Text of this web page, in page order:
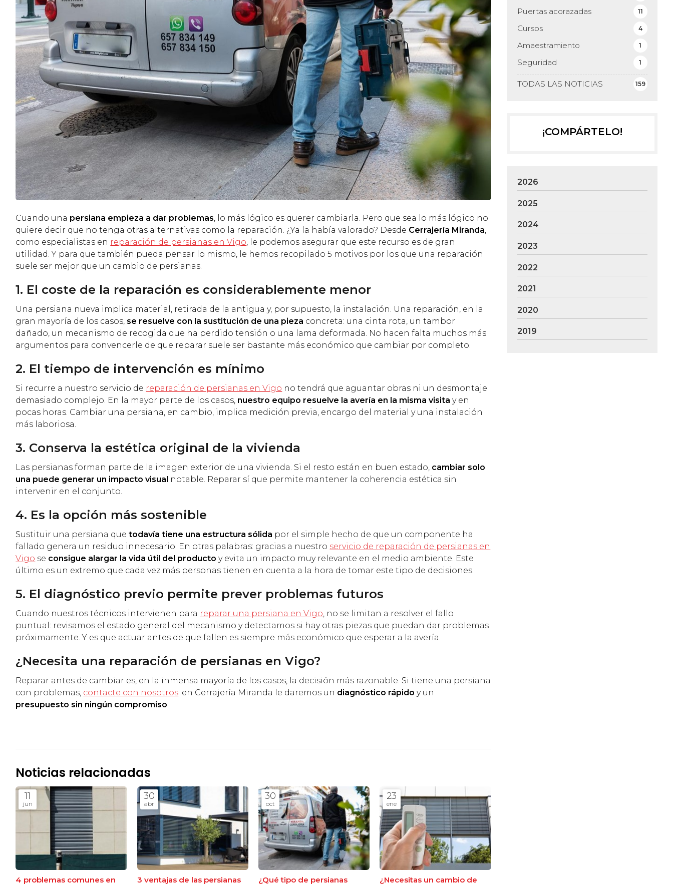
TODAS LAS NOTICIAS 159
Puertas acorazadas 11
Cursos 4
Amaestramiento 1
Seguridad 1
Cuando una persiana empieza a dar problemas, lo más lógico es querer cambiarla. Pero que sea lo más lógico no
quiere decir que no tenga otras alternativas como la reparación. ¿Ya la había valorado? Desde Cerrajería Miranda,
como especialistas en reparación de persianas en Vigo, le podemos asegurar que este recurso es de gran
utilidad. Y para que también pueda pensar lo mismo, le hemos recopilado 5 motivos por los que una reparación
suele ser mejor que un cambio de persianas.
1. El coste de la reparación es considerablemente menor
Una persiana nueva implica material, retirada de la antigua y, por supuesto, la instalación. Una reparación, en la
gran mayoría de los casos, se resuelve con la sustitución de una pieza concreta: una cinta rota, un tambor
dañado, un mecanismo de recogida que ha perdido tensión o una lama deformada. No hacen falta muchos más
argumentos para convencerle de que reparar suele ser bastante más económico que cambiar por completo.
2. El tiempo de intervención es mínimo
Si recurre a nuestro servicio de reparación de persianas en Vigo no tendrá que aguantar obras ni un desmontaje
demasiado complejo. En la mayor parte de los casos, nuestro equipo resuelve la avería en la misma visita y en
pocas horas. Cambiar una persiana, en cambio, implica medición previa, encargo del material y una instalación
más laboriosa.
3. Conserva la estética original de la vivienda
Las persianas forman parte de la imagen exterior de una vivienda. Si el resto están en buen estado, cambiar solo
una puede generar un impacto visual notable. Reparar sí que permite mantener la coherencia estética sin
intervenir en el conjunto.
4. Es la opción más sostenible
Sustituir una persiana quetodavía tiene una estructura sólida por el simple hecho de que un componente ha
fallado genera un residuo innecesario. En otras palabras: gracias a nuestro servicio de reparación de persianas en
Vigo se consigue alargar la vida útil del productoy evita un impacto muy relevante en el medio ambiente. Este
último es un extremo que cada vez más personas tienen en cuenta a la hora de tomar este tipo de decisiones.
5. El diagnóstico previo permite prever problemas futuros
Cuando nuestros técnicos intervienen para reparar una persiana en Vigo, no se limitan a resolver el fallo
puntual: revisamos el estado general del mecanismo y detectamos si hay otras piezas que puedan dar problemas
próximamente. Y es que actuar antes de que fallen es siempre más económico que esperar a la avería.
¿Necesita una reparación de persianas en Vigo?
Reparar antes de cambiar es, en la inmensa mayoría de los casos, la decisión más razonable. Si tiene una persiana
con problemas, contacte con nosotros: en Cerrajería Miranda le daremos un diagnóstico rápido y un
presupuesto sin ningún compromiso.
Noticias relacionadas
11
jun
4 problemas comunes en
30
abr
3 ventajas de las persianas
30
oct
¿Qué tipo de persianas
23
ene
¿Necesitas un cambio de
¡COMPÁRTELO!
2026
2025
2024
2023
2022
2021
2020
2019